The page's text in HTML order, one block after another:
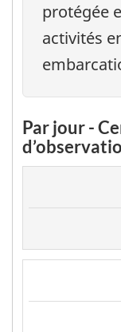
protégée
activités
Par jour -